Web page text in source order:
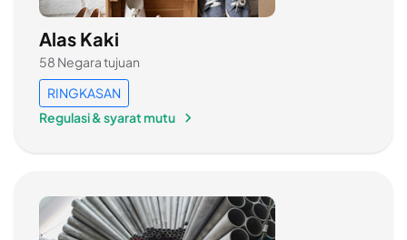
Alas Kaki
58 Negara tujuan
RINGKASAN
Regulasi & syarat mutu